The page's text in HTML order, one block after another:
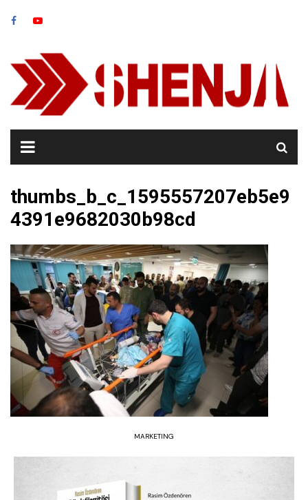
thumbs_b_c_1595557207eb5e9
4391e9682030b98cd
MARKETING